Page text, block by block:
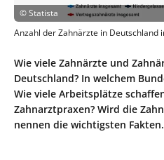
©Statista
Anzahl der Zahnärzte in Deutschland
Wie viele Zahnärzte und
Deutschland? In welchem
Wie viele Arbeitsplätze
Zahnarztpraxen? Wird die
nennen die wichtigsten Fakten.